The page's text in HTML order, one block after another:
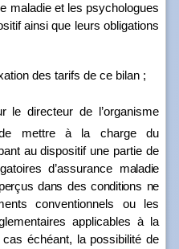
maladie et les psychologues
ainsi que leurs obligations
des tarifs de ce bilan ;
le directeur de l’organisme
de mettre à la charge du
au dispositif une partie de
d’assurance maladie
dans des conditions ne
conventionnels ou les
applicables à la
échéant, la possibilité de